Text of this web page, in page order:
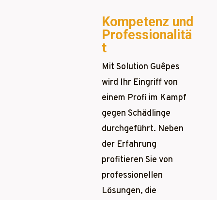
Kompetenz und
Professionalitä
t
Mit Solution Guêpes
wird Ihr Eingriff von
einem Profi im Kampf
gegen Schädlinge
durchgeführt. Neben
der Erfahrung
profitieren Sie von
professionellen
Lösungen, die